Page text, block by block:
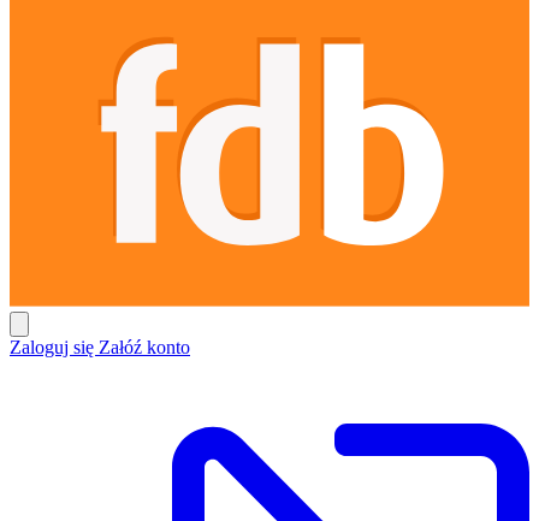
Zaloguj się Załóź konto